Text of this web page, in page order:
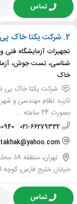
تماس
2. شرکت یکتا خاک پی
تجهیزات آزمایشگاه
شناسی، تست جوش،
خاک
شرکت یکتا خاک پی
تایید نظام مهندسی و
بصورت 24 ساعته ...
021-66279332
خیابان خلیج فارس، کوچه
تماس